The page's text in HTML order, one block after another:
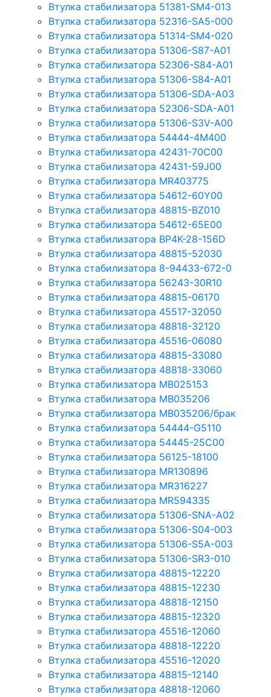
Втулка стабилизатора 51381-SM4-013
Втулка стабилизатора 52316-SA5-000
Втулка стабилизатора 51314-SM4-020
Втулка стабилизатора 51306-S87-A01
Втулка стабилизатора 52306-S84-A01
Втулка стабилизатора 51306-S84-A01
Втулка стабилизатора 51306-SDA-A03
Втулка стабилизатора 52306-SDA-A01
Втулка стабилизатора 51306-S3V-A00
Втулка стабилизатора 54444-4M400
Втулка стабилизатора 42431-70С00
Втулка стабилизатора 42431-59J00
Втулка стабилизатора MR403775
Втулка стабилизатора 54612-60Y00
Втулка стабилизатора 48815-BZ010
Втулка стабилизатора 54612-65Е00
Втулка стабилизатора BP4K-28-156D
Втулка стабилизатора 48815-52030
Втулка стабилизатора 8-94433-672-0
Втулка стабилизатора 56243-30R10
Втулка стабилизатора 48815-06170
Втулка стабилизатора 45517-32050
Втулка стабилизатора 48818-32120
Втулка стабилизатора 45516-06080
Втулка стабилизатора 48815-33080
Втулка стабилизатора 48818-33060
Втулка стабилизатора MB025153
Втулка стабилизатора MB035206
Втулка стабилизатора MB035206/брак
Втулка стабилизатора 54444-G5110
Втулка стабилизатора 54445-25C00
Втулка стабилизатора 56125-18100
Втулка стабилизатора MR130896
Втулка стабилизатора MR316227
Втулка стабилизатора MR594335
Втулка стабилизатора 51306-SNA-A02
Втулка стабилизатора 51306-S04-003
Втулка стабилизатора 51306-S5A-003
Втулка стабилизатора 51306-SR3-010
Втулка стабилизатора 48815-12220
Втулка стабилизатора 48815-12230
Втулка стабилизатора 48818-12150
Втулка стабилизатора 48815-12320
Втулка стабилизатора 45516-12060
Втулка стабилизатора 48818-12220
Втулка стабилизатора 45516-12020
Втулка стабилизатора 48815-12140
Втулка стабилизатора 48818-12060